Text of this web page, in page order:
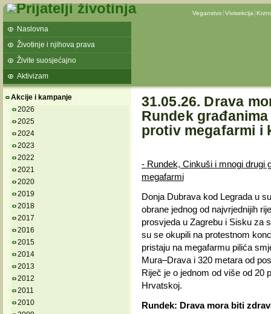
Veganstvo Vivisekcija
Naslovna
Životinje i njihova prava
Živite suosjećajno
Aktivizam
Akcije i kampanje
2026
2025
2024
2023
2022
2021
2020
2019
2018
2017
2016
2015
2014
2013
2012
2011
2010
31.05.26. Drava
Rundek
protiv megafarmi i
- Rundek, Cinkuši i mnogi drugi
megafarmi
Donja Dubrava kod Legrada u
obrane jednog od najvrjednijih
prosvjeda u Zagrebu i Sisku za
su se okupili na protestnom
pristaju na megafarmu pilića
Mura–Drava i 320 metara od
Riječ je o jednom od više od 20
Hrvatskoj.
Rundek: Drava mora biti